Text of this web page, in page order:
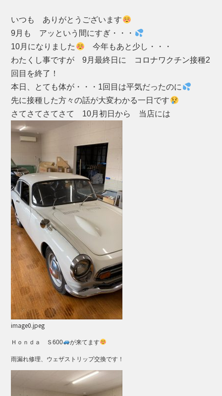
c
e
b
o
o
k
e
いつも ありがとうございます
9月も アッという間にすぎ・・・
10月になりました
今年もあと少し・・・
わたくし事ですが 9月最終日に コロナワクチン接種2
回目を終了！
本日、とても体が・・・1回目は平気だったのに
先に接種した方々の話が大変わかる一日です
さてさてさてさて 10月初日から 当店には
image0.jpeg
Ｈｏｎｄａ Ｓ600 が来てます
雨漏れ修理、ウェザストリップ交換です！